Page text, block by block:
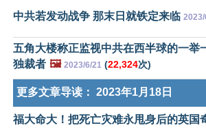
中共若发动战争 那末日就铁定来临 2023/
五角大楼称正监视中共在西半球的一举
独裁者 🖼️ 2023/6/21 (22,324次)
更多文章导读： 2023年1月18日
福大命大！把死亡灾难永甩身后的英国